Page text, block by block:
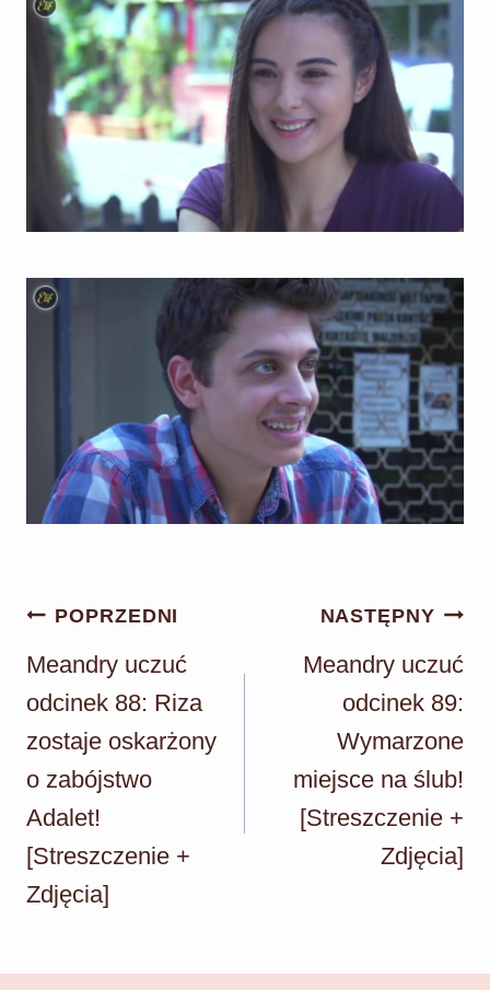
Nawigacja
wpisu
POPRZEDNI
Meandry uczuć
odcinek 88: Riza
zostaje oskarżony
o zabójstwo
Adalet!
[Streszczenie +
Zdjęcia]
NASTĘPNY
Meandry uczuć
odcinek 89:
Wymarzone
miejsce na ślub!
[Streszczenie +
Zdjęcia]